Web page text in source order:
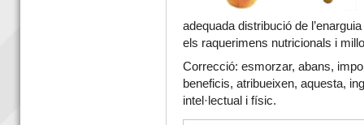
adequada distribució de
els raquerimens nutricionals i
Correcció: esmorzar, abans,
beneficis, atribueixen, aquesta,
intel·lectual i físic.